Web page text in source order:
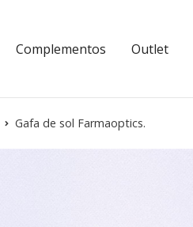
Complementos Outlet
Gafa de sol Farmaoptics.